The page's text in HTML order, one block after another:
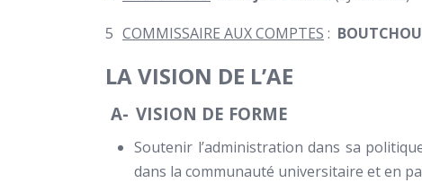
COMMISSAIRE AUX COMPTES :
LA VISION DE L’AE
A- VISION DE FORME
Soutenir l’administration dans sa
dans la communauté universitaire et en